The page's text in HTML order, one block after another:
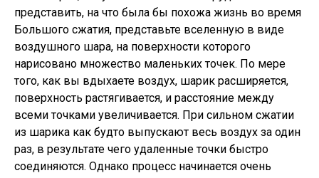
представить, на что была бы похожа жизнь во время
Большого сжатия, представьте вселенную в виде
воздушного шара, на поверхности которого
нарисовано множество маленьких точек. По мере
того, как вы вдыхаете воздух, шарик расширяется,
поверхность растягивается, и расстояние между
всеми точками увеличивается. При сильном сжатии
из шарика как будто выпускают весь воздух за один
раз, в результате чего удаленные точки быстро
соединяются. Однако процесс начинается очень